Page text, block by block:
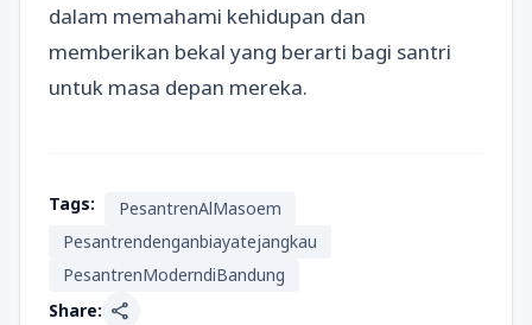
dalam memahami kehidupan dan
memberikan bekal yang berarti bagi santri
untuk masa depan mereka.
Tags:
PesantrenAlMasoem
Pesantrendenganbiayatejangkau
PesantrenModerndiBandung
Share: share